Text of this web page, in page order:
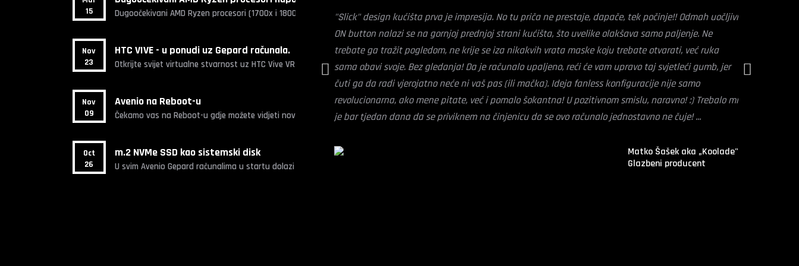
15
Dugoočekivani AMD Ryzen procesori (1700x i 1800x) dostupni su u Mikronisu! Više saznajte na: LINK
Nov
23
HTC VIVE - u ponudi uz Gepard računala.
Otkrijte svijet virtualne stvarnost uz HTC Vive VR set Nakon što ste stavili HTC Vive VR set na glavu ušli ste u svijet pun iznenađenja. Slobodno prošećite po prostoriji i istražite sve
Nov
09
Avenio na Reboot-u
Čekamo vas na Reboot-u gdje možete vidjeti nova Avenio Gepard računala i isprobati Serious Sam VR Last Hope :)
Oct
26
m.2 NVMe SSD kao sistemski disk
U svim Avenio Gepard računalima u startu dolazi m.2 NVMe SSD kao sistemski disk NVMe SSD diskovi su najbrži SSD diskovi trenutno dostupni na tržištu. Standardni SSD disk
"Slick" design kućišta prva je impresija. No tu priča ne prestaje, dapače, tek počinje!! Odmah uočljivi
ON button nalazi se na gornjoj prednjoj strani kućišta, što uvelike olakšava samo paljenje. Ne
trebate ga tražit pogledom, ne krije se iza nikakvih vrata maske koju trebate otvarati, već ruka
sama obavi svoje. Bez gledanja! Da je računalo upaljeno, reći će vam upravo taj svjetleći gumb, jer
čuti ga da radi vjerojatno neće ni vaš pas (ili mačka). Ideja fanless konfiguracije nije samo
revolucionarna, ako mene pitate, već i pomalo šokantna! U pozitivnom smislu, naravno! :) Trebalo mi
je bar tjedan dana da se priviknem na činjenicu da se ovo računalo jednostavno ne čuje! ...
Matko Šašek aka „Koolade"
Glazbeni producent
ne svjetli! :)"
„Naš radni proces kod izrade grafički zahtjevnih igara i podrške za virtualnu stvarnost postavlja
pred računala paklene zahtjeve u pogledu snage i izdržljivosti. Stoga smatramo nevjerojatnim
činjenicu da jedino računala iz Mikronisa i nakon godina nemilosrdnog rada i dalje ne posustaju"